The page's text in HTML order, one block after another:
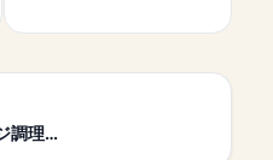
調理…